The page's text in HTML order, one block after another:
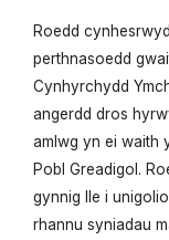
Roedd
perthnasoedd
Cynhyrchydd
angerdd dros
amlwg yn ei waith
Pobl Greadigol.
gynnig lle i
rhannu syniadau